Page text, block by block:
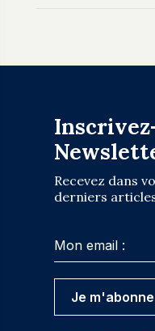
Recevez dans
derniers